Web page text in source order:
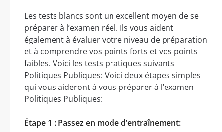
Les tests blancs sont un excellent moyen de se
préparer à l’examen réel. Ils vous aident
également à évaluer votre niveau de préparation
et à comprendre vos points forts et vos points
faibles. Voici les tests pratiques suivants
Politiques Publiques: Voici deux étapes simples
qui vous aideront à vous préparer à l’examen
Politiques Publiques:
Étape 1 : Passez en mode d’entraînement: